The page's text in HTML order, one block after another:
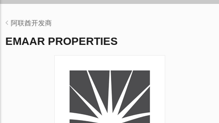
阿联酋开发商
EMAAR PROPERTIES